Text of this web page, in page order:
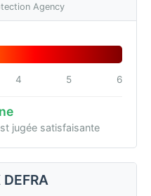
Agency
4 5 6
jugée satisfaisante